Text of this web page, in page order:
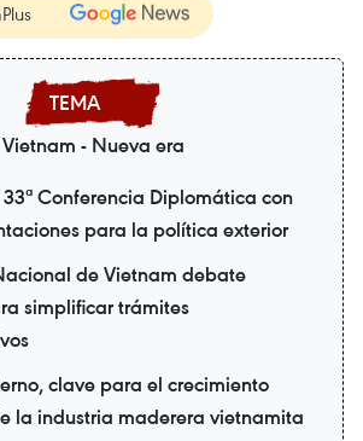
Vietnam - Nueva era
Conferencia Diplomática con
para la política exterior
de Vietnam debate
simplificar trámites
clave para el crecimiento
la industria maderera vietnamita